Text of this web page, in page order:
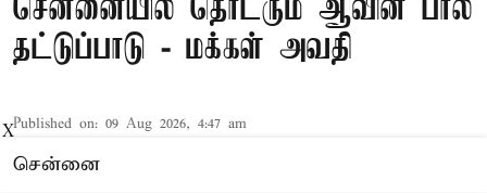
சென்னையில் தொடரும் ஆவின் பால்
தட்டுப்பாடு - மக்கள் அவதி
Published on: 09 Aug 2026, 4:47 am
சென்னை
X